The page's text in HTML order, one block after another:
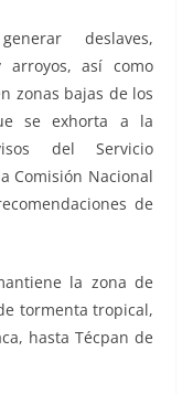
deslaves,
así como
zonas bajas de los
se exhorta a la
del Servicio
Comisión Nacional
de
la zona de
tormenta tropical,
hasta Técpan de